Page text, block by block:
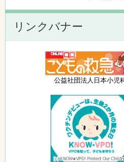
リンクバナー
公益社団法人日本小児